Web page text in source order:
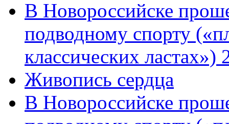
В Новороссийске
подводному спорту
классических
Живопись сердца
В Новороссийске